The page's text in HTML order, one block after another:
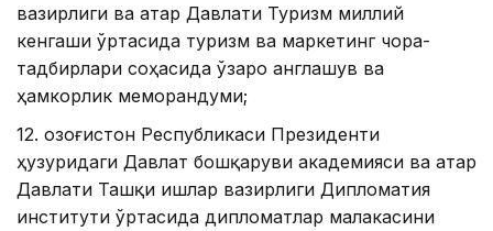
вазирлиги ва Қатар Давлати Туризм миллий
кенгаши ўртасида туризм ва маркетинг чора-
тадбирлари соҳасида ўзаро англашув ва
ҳамкорлик меморандуми;
12. Қозоғистон Республикаси Президенти
ҳузуридаги Давлат бошқаруви академияси ва Қатар
Давлати Ташқи ишлар вазирлиги Дипломатия
институти ўртасида дипломатлар малакасини